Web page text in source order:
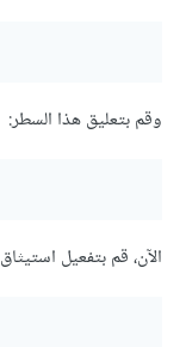
وقم بتعليق هذا السطر:
الآن، قم بتفعيل استيثاق MySQL عبر إلغاء تعليق هذا السطر: